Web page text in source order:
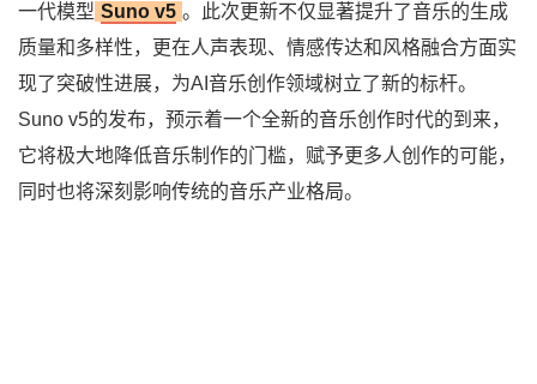
一代模型 Suno v5 。此次更新不仅显著提升了音乐的生成
质量和多样性，更在人声表现、情感传达和风格融合方面实
现了突破性进展，为AI音乐创作领域树立了新的标杆。
Suno v5的发布，预示着一个全新的音乐创作时代的到来，
它将极大地降低音乐制作的门槛，赋予更多人创作的可能，
同时也将深刻影响传统的音乐产业格局。